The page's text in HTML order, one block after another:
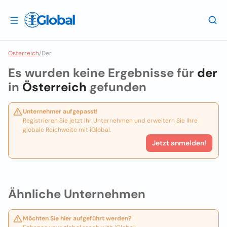
Osterreich/Der
Ähnliche Unternehmen
Möchten Sie hier aufgeführt werden?
Es wurden keine Ergebnisse für der
in Österreich gefunden
Unternehmer aufgepasst!
Registrieren Sie jetzt Ihr Unternehmen und erweitern Sie Ihre
globale Reichweite mit iGlobal.
Jetzt anmelden!